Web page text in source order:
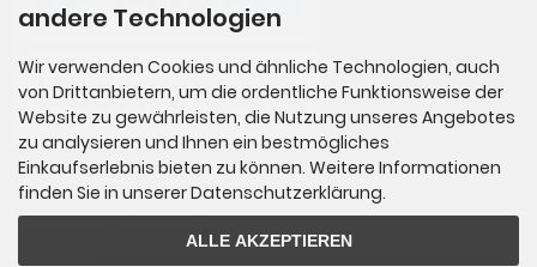
Newsletter-Anmeldung
andere Technologien
Wir verwenden Cookies und ähnliche Technologien, auch
von Drittanbietern, um die ordentliche Funktionsweise der
Website zu gewährleisten, die Nutzung unseres Angebotes
zu analysieren und Ihnen ein bestmögliches
Einkaufserlebnis bieten zu können. Weitere Informationen
finden Sie in unserer Datenschutzerklärung.
ALLE AKZEPTIEREN